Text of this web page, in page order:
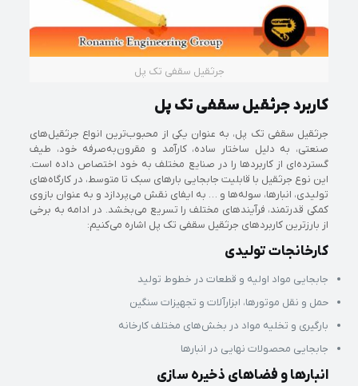
جرثقیل سقفی تک پل
کاربرد جرثقیل سقفی تک پل
جرثقیل سقفی تک پل، به عنوان یکی از محبوب‌ترین انواع جرثقیل‌های
صنعتی، به دلیل ساختار ساده، کارآمد و مقرون‌به‌صرفه خود، طیف
گسترده‌ای از کاربردها را در صنایع مختلف به خود اختصاص داده است.
این نوع جرثقیل با قابلیت جابجایی بارهای سبک تا متوسط، در کارگاه‌های
تولیدی، انبارها، سوله‌ها و … به ایفای نقش می‌پردازد و به عنوان بازوی
کمکی قدرتمند، فرآیندهای مختلف را تسریع می‌بخشد. در ادامه به برخی
از بارزترین کاربردهای جرثقیل سقفی تک پل اشاره می‌کنیم:
کارخانجات تولیدی
جابجایی مواد اولیه و قطعات در خطوط تولید
حمل و نقل موتورها، ابزارآلات و تجهیزات سنگین
بارگیری و تخلیه مواد در بخش‌های مختلف کارخانه
جابجایی محصولات نهایی در انبارها
انبارها و فضاهای ذخیره‌ سازی